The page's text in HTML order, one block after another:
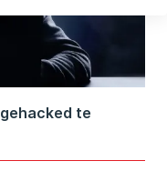
te